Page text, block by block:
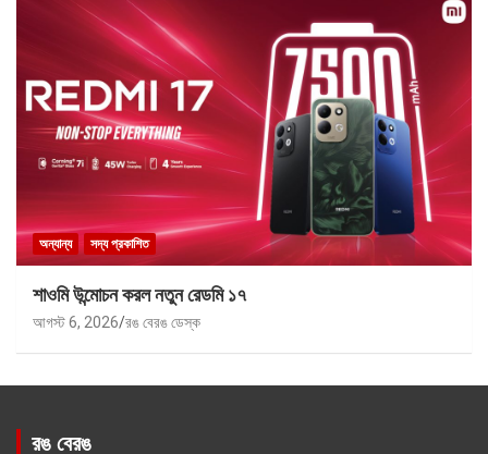
অন্যান্য সদ্য প্রকাশিত
শাওমি উন্মোচন করল নতুন রেডমি ১৭
আগস্ট 6, 2026 রঙ বেরঙ ডেস্ক
রঙ বেরঙ